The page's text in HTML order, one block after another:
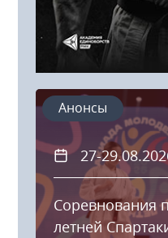
27-
Соревнования
летней
Анонсы